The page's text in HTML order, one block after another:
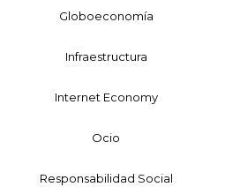
Globoeconomía
Infraestructura
Internet Economy
Ocio
Responsabilidad Social